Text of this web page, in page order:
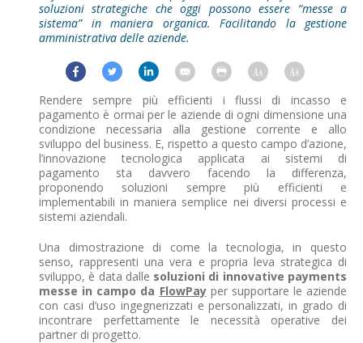
soluzioni strategiche che oggi possono essere “messe a
sistema” in maniera organica. Facilitando la gestione
amministrativa delle aziende.
Rendere sempre più efficienti i flussi di incasso e
pagamento è ormai per le aziende di ogni dimensione una
condizione necessaria alla gestione corrente e allo
sviluppo del business. E, rispetto a questo campo d’azione,
l’innovazione tecnologica applicata ai sistemi di
pagamento sta davvero facendo la differenza,
proponendo soluzioni sempre più efficienti e
implementabili in maniera semplice nei diversi processi e
sistemi aziendali.
Una dimostrazione di come la tecnologia, in questo
senso, rappresenti una vera e propria leva strategica di
sviluppo, è data dalle soluzioni di innovative payments
messe in campo da FlowPayper supportare le aziende
con casi d’uso ingegnerizzati e personalizzati, in grado di
incontrare perfettamente le necessità operative dei
partner di progetto.